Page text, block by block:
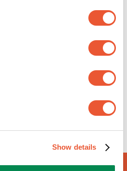
Show details